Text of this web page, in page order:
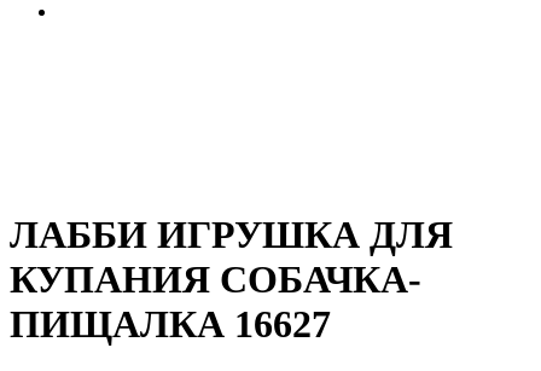
ЛАББИ ИГРУШКА ДЛЯ
КУПАНИЯ СОБАЧКА-
ПИЩАЛКА 16627